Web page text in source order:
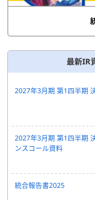
最新IR
2027年3月期 第1四半期
2027年3月期 第1四半期
ンスコール資料
統合報告書2025